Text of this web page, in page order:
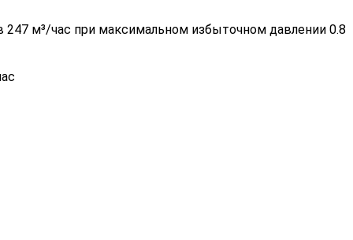
247 м³/час при максимальном избыточном давлении 0.8